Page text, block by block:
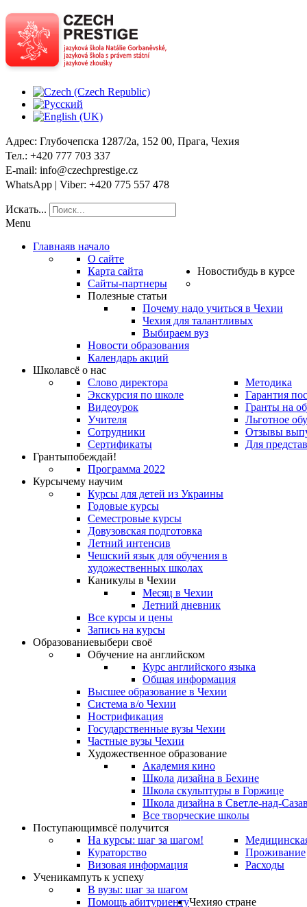
Адрес: Глубочепска 1287/2a, 152 00, Прага, Чехия
Тел.: +420 777 703 337
E-mail: info@czechprestige.cz
WhatsApp | Viber: +420 775 557 478
Искать...
Menu
Главнаяв начало
О сайте
Карта сайта
Сайты-партнеры
Новостибудь в курсе
Полезные статьи
Почему надо учиться в Чехии
Чехия для талантливых
Выбираем вуз
Новости образования
Календарь акций
Школавсё о нас
Слово директора
Экскурсия по школе
Видеоурок
Учителя
Сотрудники
Сертификаты
Методика
Гарантия
Гранты на
Льготное
Отзывы
Для
Грантыпобеждай!
Программа 2022
Курсычему научим
Курсы для детей из Украины
Годовые курсы
Семестровые курсы
Довузовская подготовка
Летний интенсив
Чешский язык для обучения в
художественных школах
Каникулы в Чехии
Месяц в Чехии
Летний дневник
Все курсы и цены
Запись на курсы
Образованиевыбери своё
Обучение на английском
Курс английского языка
Общая информация
Высшее образование в Чехии
Система в/о Чехии
Нострификация
Государственные вузы Чехии
Частные вузы Чехии
Художественное образование
Академия кино
Школа дизайна в Бехине
Школа скульптуры в Горжице
Школа дизайна в Светле-над-
Все творческие школы
Поступающимвсё получится
На курсы: шаг за шагом!
Кураторство
Визовая информация
Проживание
Расходы
Ученикампуть к успеху
В вузы: шаг за шагом
Помощь абитуриентуЧехияо стране